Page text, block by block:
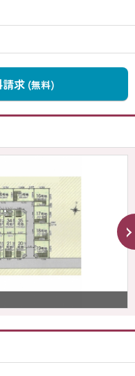
求 (無料)